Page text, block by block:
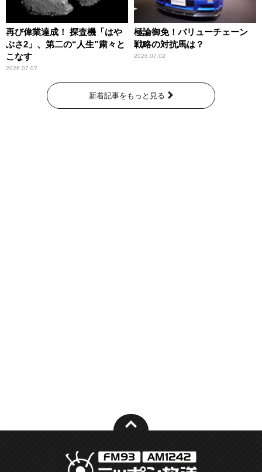
再び偉業達成！ 探査機「はや
ぶさ2」、第二の“人生”粛々と
こなす
2026.07.07
極論御免！バリューチェーン
戦略の対抗馬は？
2026.07.02
新着記事をもっと見る